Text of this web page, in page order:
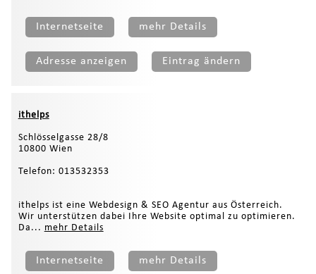
Internetseite mehr Details
Adresse anzeigen Eintrag ändern
ithelps
Schlösselgasse 28/8
10800 Wien
Telefon: 013532353
ithelps ist eine Webdesign & SEO Agentur aus Österreich.
Wir unterstützen dabei Ihre Website optimal zu optimieren.
Da... mehr Details
Internetseite mehr Details